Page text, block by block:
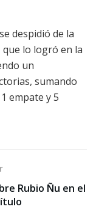
despidió de la
lo logró en la
un
sumando
empate y 5
Rubio Ñu en el